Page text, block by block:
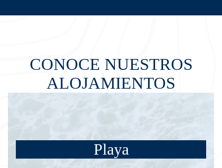
CONOCE NUESTROS
ALOJAMIENTOS
Playa